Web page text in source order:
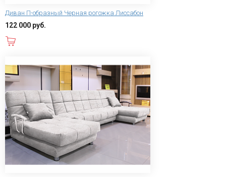
Диван П-образный Черная рогожка Лиссабон
122 000 руб.